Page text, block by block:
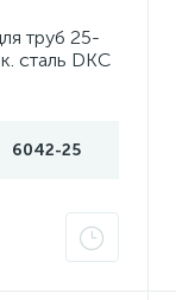
труб 25-
сталь DKC
6042-25